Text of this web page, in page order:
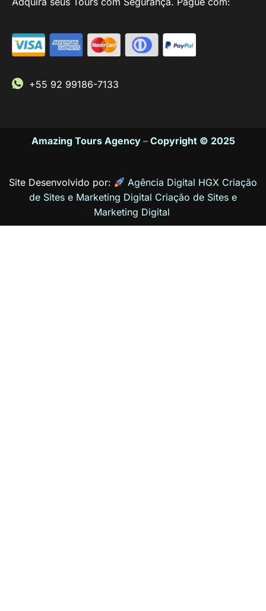
+55 92 99186-7133
Amazing Tours Agency– Copyright © 2025
Site Desenvolvido por:
Agência Digital HGX Criação
de Sites e Marketing Digital Criação de Sites e
Marketing Digital